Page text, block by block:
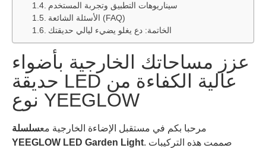
سيناريوهات التطبيق وتجربة المستخدم
الأسئلة الشائعة (FAQ)
الخاتمة: دع يغلو يضيء ليالي حديقتك
عزز مساحاتك الخارجية بأضواء
حديقة LED عالية الكفاءة من
نوع YEEGLOW
مرحبا بكم في مستقبل الإضاءة الخارجية معسلسلة
YEEGLOW LED Garden Light. صممت هذه التركيبات